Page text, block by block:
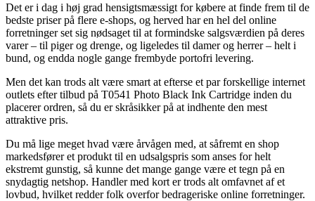
Det er i dag i høj grad hensigtsmæssigt for købere at finde frem til de
bedste priser på flere e-shops, og herved har en hel del online
forretninger set sig nødsaget til at formindske salgsværdien på deres
varer – til piger og drenge, og ligeledes til damer og herrer – helt i
bund, og endda nogle gange frembyde portofri levering.
Men det kan trods alt være smart at efterse et par forskellige internet
outlets efter tilbud på T0541 Photo Black Ink Cartridge inden du
placerer ordren, så du er skråsikker på at indhente den mest
attraktive pris.
Du må lige meget hvad være årvågen med, at såfremt en shop
markedsfører et produkt til en udsalgspris som anses for helt
ekstremt gunstig, så kunne det mange gange være et tegn på en
snydagtig netshop. Handler med kort er trods alt omfavnet af et
lovbud, hvilket redder folk overfor bedrageriske online forretninger.